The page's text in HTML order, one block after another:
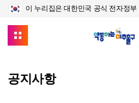
이 누리집은 대한민국 공식 전자정부
공지사항